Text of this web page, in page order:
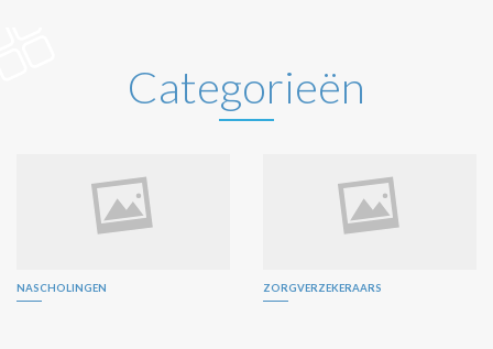
Categorieën
NASCHOLINGEN ZORGVERZEKERAARS